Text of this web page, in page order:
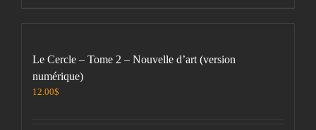
Le Cercle – Tome 2 – Nouvelle d’art (version
numérique)
12.00$